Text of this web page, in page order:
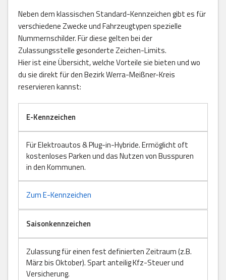
Neben dem klassischen Standard-Kennzeichen gibt es für
verschiedene Zwecke und Fahrzeugtypen spezielle
Nummernschilder. Für diese gelten bei der
Zulassungsstelle gesonderte Zeichen-Limits.
Hier ist eine Übersicht, welche Vorteile sie bieten und wo
du sie direkt für den Bezirk Werra-Meißner-Kreis
reservieren kannst:
E-Kennzeichen
Für Elektroautos & Plug-in-Hybride. Ermöglicht oft
kostenloses Parken und das Nutzen von Busspuren
in den Kommunen.
Zum E-Kennzeichen
Saisonkennzeichen
Zulassung für einen fest definierten Zeitraum (z.B.
März bis Oktober). Spart anteilig Kfz-Steuer und
Versicherung.